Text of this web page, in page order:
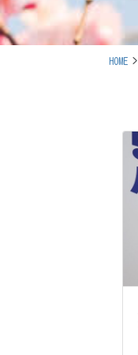
HOME